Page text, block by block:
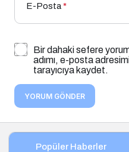
E-Posta*
Bir dahaki sefere
adımı, e-posta
tarayıcıya kaydet.
YORUM GÖNDER
Popüler Haberler